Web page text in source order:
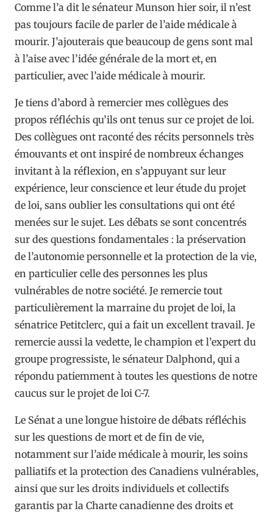
Comme l’a dit le sénateur Munson hier soir, il n’est
pas toujours facile de parler de l’aide médicale à
mourir. J’ajouterais que beaucoup de gens sont mal
à l’aise avec l’idée générale de la mort et, en
particulier, avec l’aide médicale à mourir.
Je tiens d’abord à remercier mes collègues des
propos réfléchis qu’ils ont tenus sur ce projet de loi.
Des collègues ont raconté des récits personnels très
émouvants et ont inspiré de nombreux échanges
invitant à la réflexion, en s’appuyant sur leur
expérience, leur conscience et leur étude du projet
de loi, sans oublier les consultations qui ont été
menées sur le sujet. Les débats se sont concentrés
sur des questions fondamentales : la préservation
de l’autonomie personnelle et la protection de la vie,
en particulier celle des personnes les plus
vulnérables de notre société. Je remercie tout
particulièrement la marraine du projet de loi, la
sénatrice Petitclerc, qui a fait un excellent travail. Je
remercie aussi la vedette, le champion et l’expert du
groupe progressiste, le sénateur Dalphond, qui a
répondu patiemment à toutes les questions de notre
caucus sur le projet de loi C-7.
Le Sénat a une longue histoire de débats réfléchis
sur les questions de mort et de fin de vie,
notamment sur l’aide médicale à mourir, les soins
palliatifs et la protection des Canadiens vulnérables,
ainsi que sur les droits individuels et collectifs
garantis par la Charte canadienne des droits et